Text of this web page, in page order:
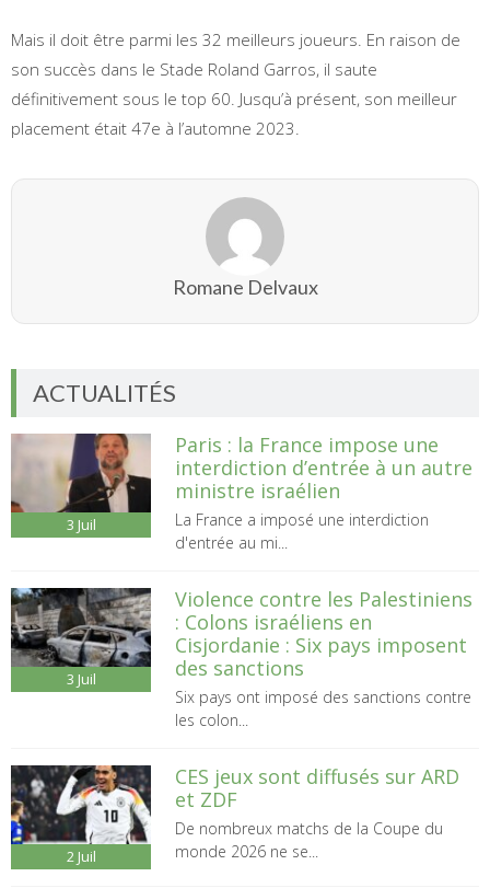
Mais il doit être parmi les 32 meilleurs joueurs. En raison de
son succès dans le Stade Roland Garros, il saute
définitivement sous le top 60. Jusqu’à présent, son meilleur
placement était 47e à l’automne 2023.
Romane Delvaux
ACTUALITÉS
3 Juil
Paris : la France impose une
interdiction d’entrée à un autre
ministre israélien
La France a imposé une interdiction
d'entrée au mi...
3 Juil
Violence contre les Palestiniens
: Colons israéliens en
Cisjordanie : Six pays imposent
des sanctions
Six pays ont imposé des sanctions contre
les colon...
2 Juil
CES jeux sont diffusés sur ARD
et ZDF
De nombreux matchs de la Coupe du
monde 2026 ne se...